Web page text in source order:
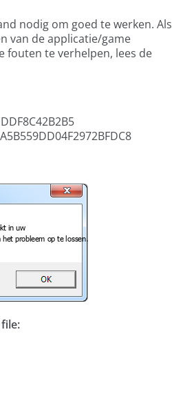
nodig om goed te werken. Als
van de applicatie/game
fouten te verhelpen, lees de